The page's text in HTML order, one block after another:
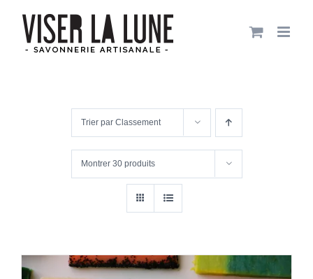
Passer
Trier par Classement
Montrer 30 produits